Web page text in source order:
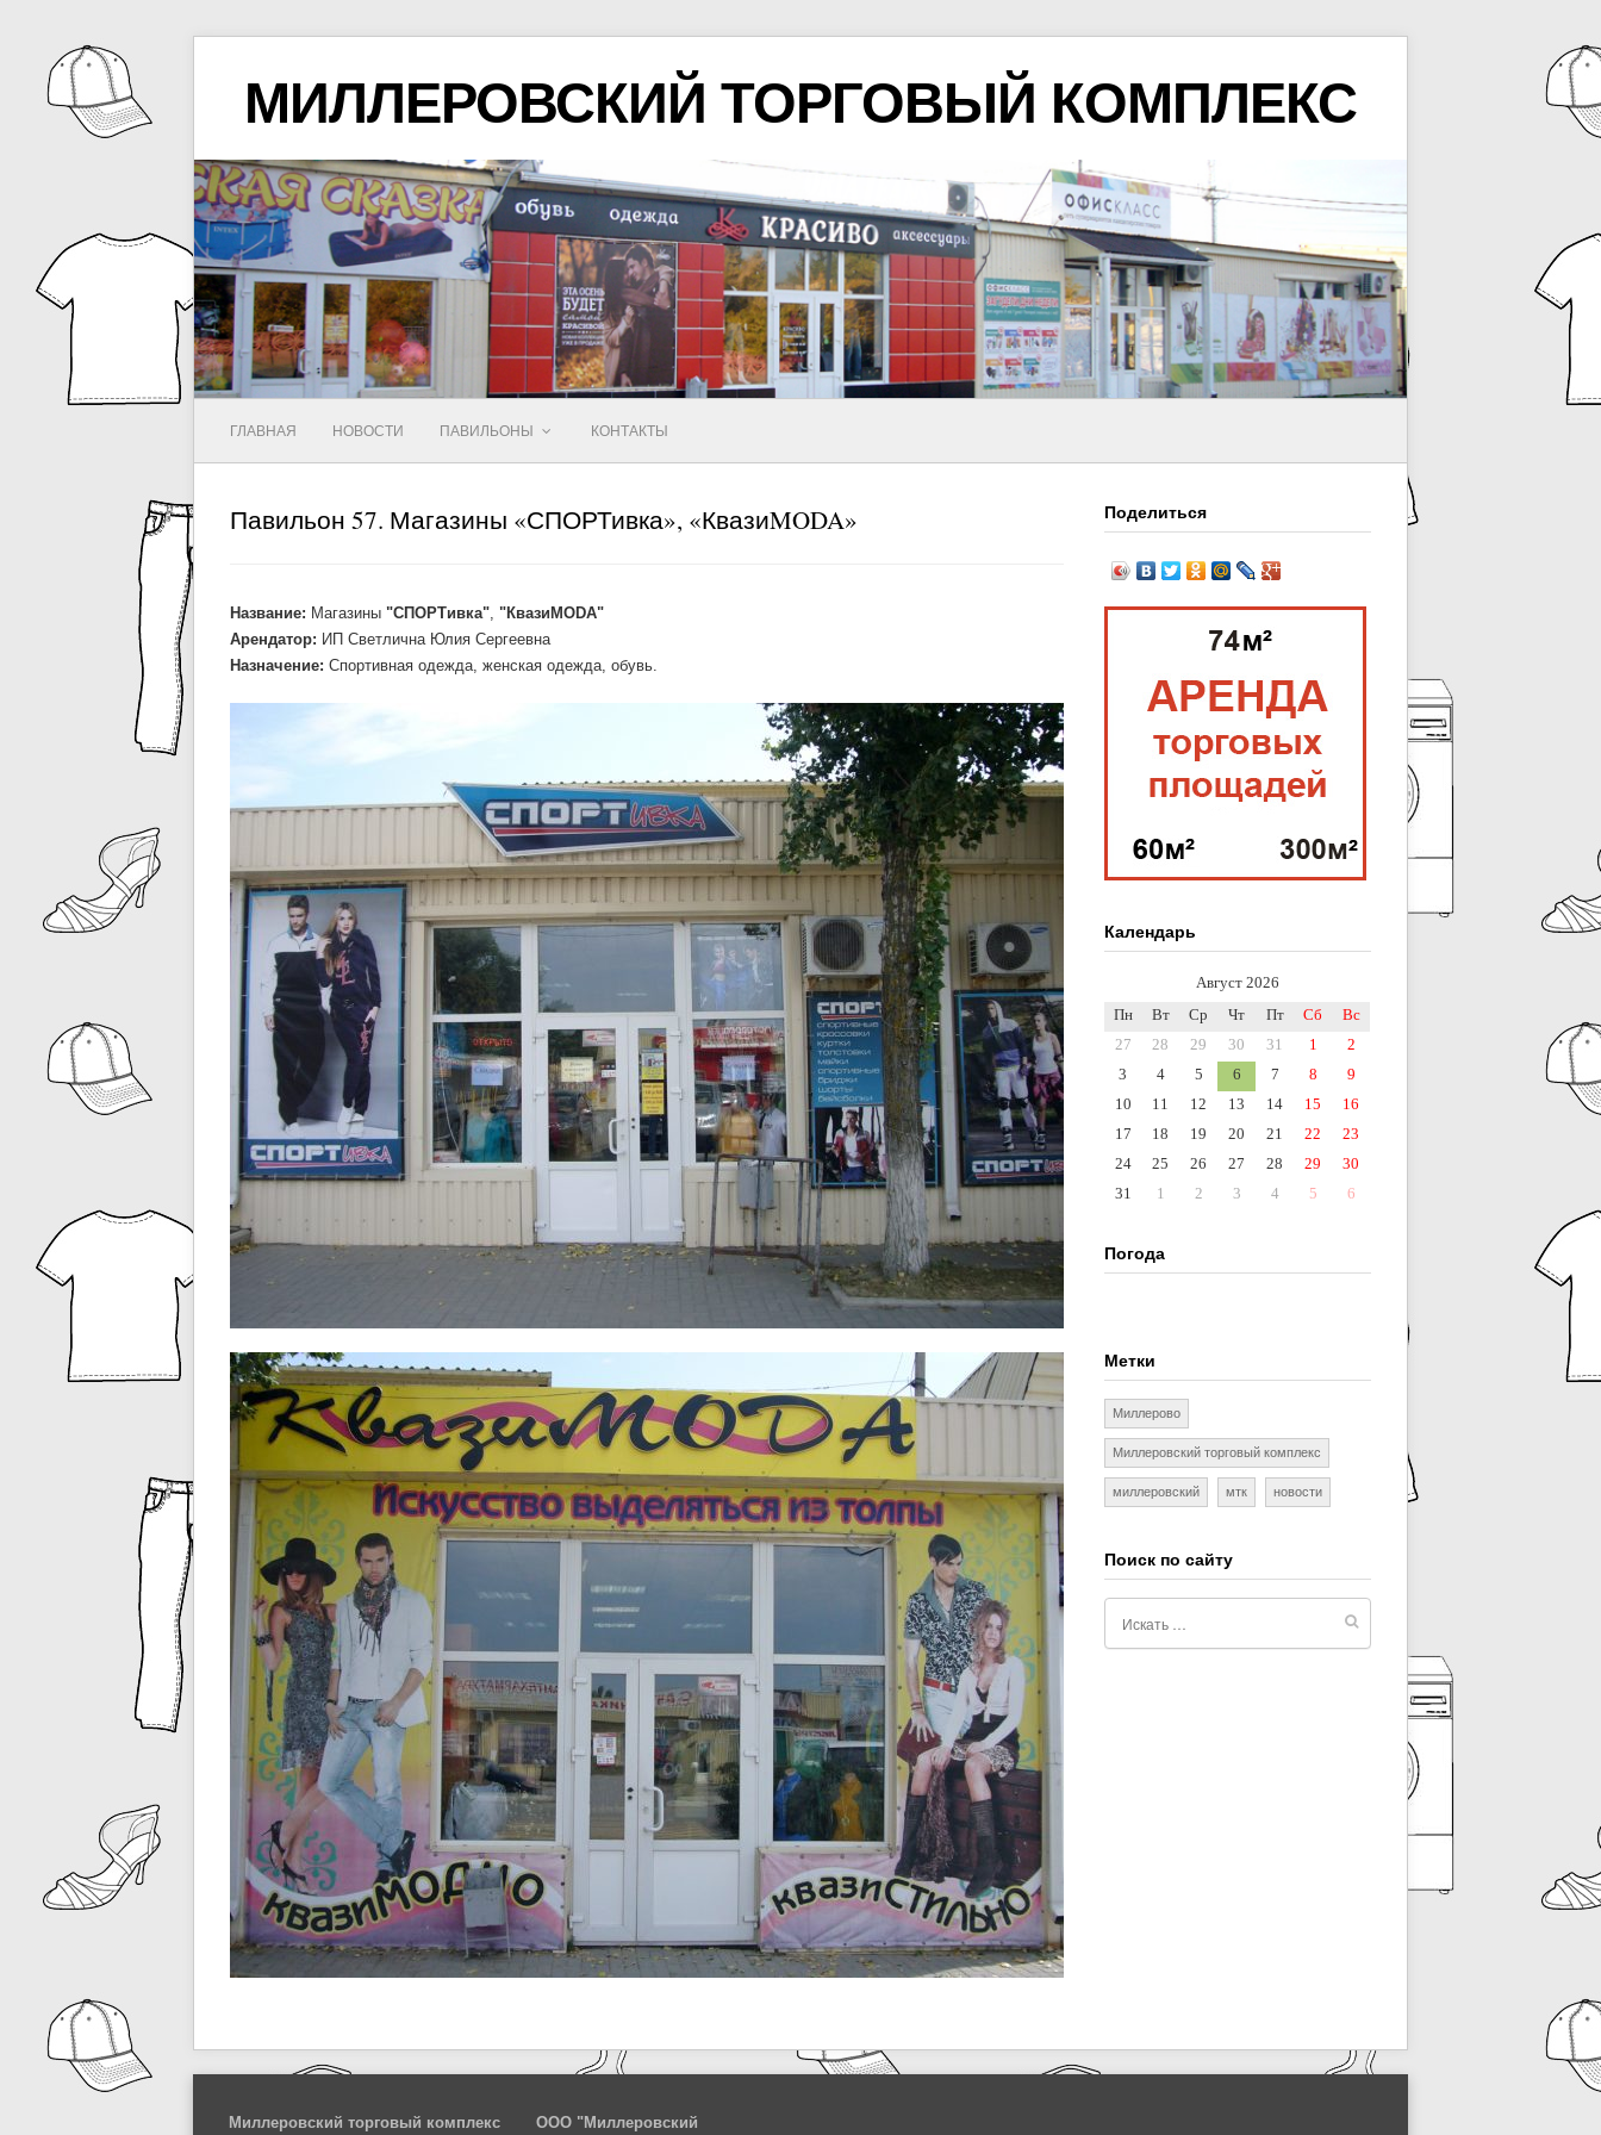
МИЛЛЕРОВСКИЙ ТОРГОВЫЙ КОМПЛЕКС
ГЛАВНАЯ НОВОСТИ ПАВИЛЬОНЫ КОНТАКТЫ
Павильон 57. Магазины «СПОРТивка», «КвазиMODA»
Название: Магазины "СПОРТивка", "КвазиMODA"
Арендатор: ИП Светлична Юлия Сергеевна
Назначение: Спортивная одежда, женская одежда, обувь.
Поделиться
Календарь
Август 2026
Пн
Вт Ср Чт Пт Сб
Вс
27
28 29 30 31 1
2
3
4 5 6 7 8
9
10
11 12 13 14 15
16
17
18 19 20 21 22
23
24
25 26 27 28 29
30
31
1 2 3 4 5 6
Погода
Метки
Миллерово
Миллеровский торговый комплекс
миллеровский мтк новости
Поиск по сайту
Миллеровский торговый комплекс ООО "Миллеровский